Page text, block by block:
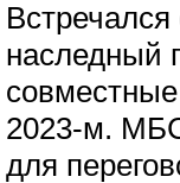
наследный
2023-м.
для